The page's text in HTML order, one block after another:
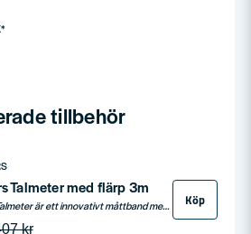
tillbehör
Talmeter med flärp 3m
Hultafors Talmeter är ett innovativt måttband med en längd på 3m och bandbredd på 16 mm, utrustat med en gradering i millimeter för precision. Dess kapsel i ABS-plast och vitt stryktåligt stålband kombinerar hållbarhet med funktionell design, inklusive märk- och mäteggar för både utvändiga och invändiga mätningar.
kr
Köp